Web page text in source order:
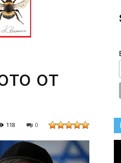
от
0
118